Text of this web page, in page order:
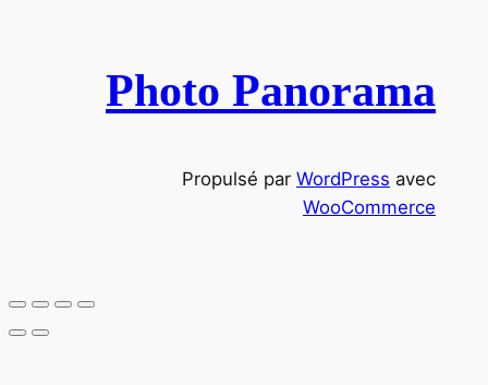
Photo Panorama
Propulsé par WordPress avec
WooCommerce